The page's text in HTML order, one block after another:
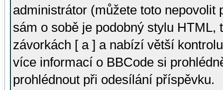
administrátor (můžete toto
sám o sobě je podobný stylu HTML,
závorkách [ a ] a nabízí větší
více informací o BBCode si
prohlédnout při odesílání příspěvku.